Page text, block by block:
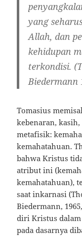
yang
Allah, dan
kehidupan
terkondisi.
Biedermann
Tomasius
kebenaran,
metafisik:
kemahatahuan.
bahwa Kristus
atribut ini
kemahatahuan),
saat inkarnasi
Biedermann,
diri Kristus
pada dasarnya